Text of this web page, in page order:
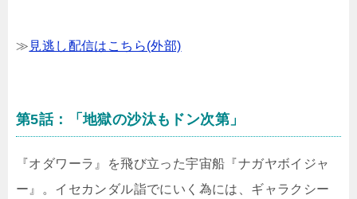
≫ 見逃し配信はこちら(外部)
第5話：「地獄の沙汰もドン次第」
『オダワーラ』を飛び立った宇宙船『ナガヤボイジャ
ー』。イセカンダル詣でにいく為には、ギャラクシー